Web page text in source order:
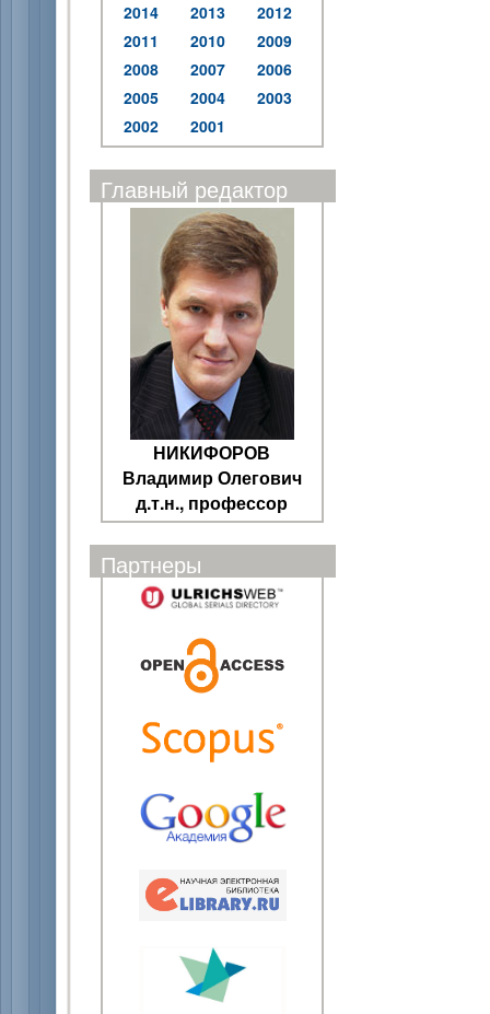
2014
2013
2012
2011
2010
2009
2008
2007
2006
2005
2004
2003
2002
2001
Главный редактор
НИКИФОРОВ
Владимир Олегович
д.т.н., профессор
Партнеры